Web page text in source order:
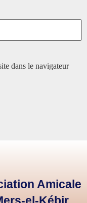
dans le navigateur
Amicale